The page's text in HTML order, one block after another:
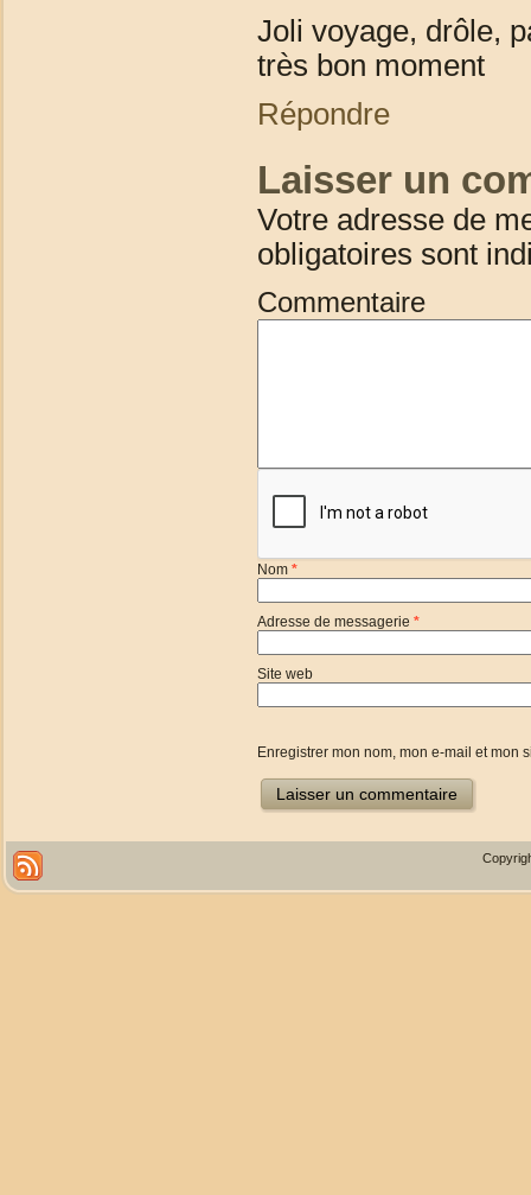
Joli voyage, drôle,
très bon moment
Répondre
Laisser un
Votre adresse de
obligatoires sont
Commentaire
Nom *
Adresse de messagerie *
Site web
Enregistrer mon nom, mon e-mail et mon